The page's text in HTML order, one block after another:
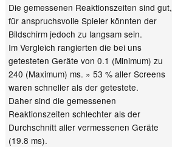
Die gemessenen Reaktionszeiten sind gut,
für anspruchsvolle Spieler könnten der
Bildschirm jedoch zu langsam sein.
Im Vergleich rangierten die bei uns
getesteten Geräte von 0.1 (Minimum) zu
240 (Maximum) ms. » 53 % aller Screens
waren schneller als der getestete.
Daher sind die gemessenen
Reaktionszeiten schlechter als der
Durchschnitt aller vermessenen Geräte
(19.8 ms).